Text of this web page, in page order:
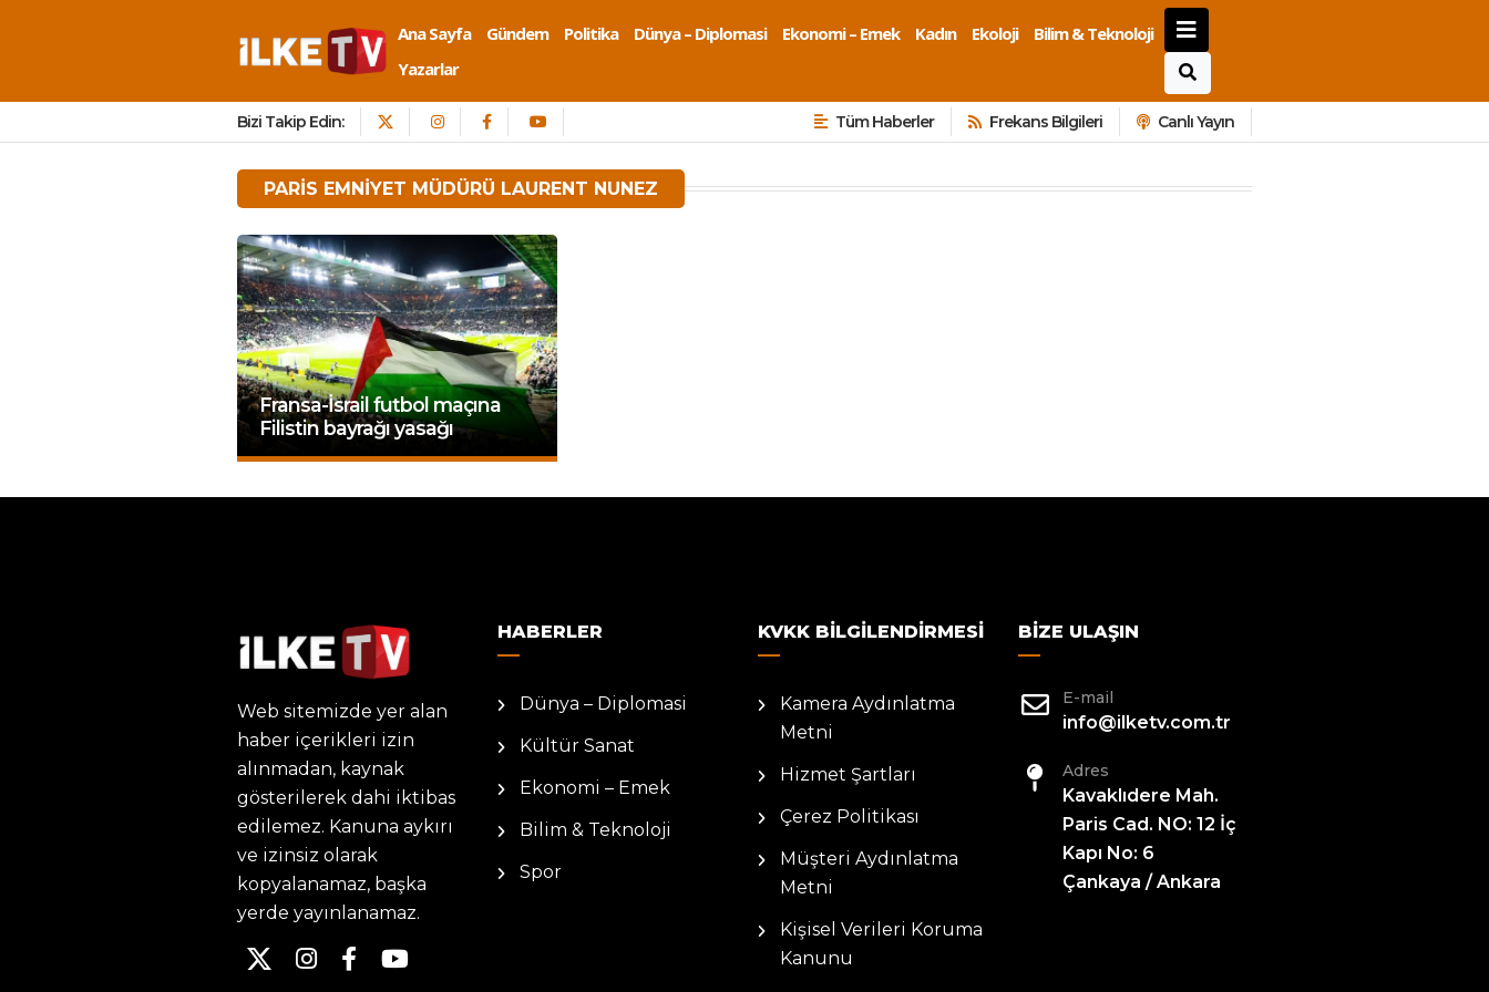
Ana Sayfa Gündem Politika Dünya – Diplomasi Ekonomi – Emek Kadın Ekoloji
Bilim & Teknoloji
Yazarlar
Bizi Takip Edin: Tüm Haberler Frekans Bilgileri Canlı Yayın
PARIS EMNIYET MÜDÜRÜ LAURENT NUNEZ
Fransa-İsrail futbol maçına
Filistin bayrağı yasağı
Web sitemizde yer alan
haber içerikleri izin
alınmadan, kaynak
gösterilerek dahi iktibas
edilemez. Kanuna aykırı
ve izinsiz olarak
kopyalanamaz, başka
yerde yayınlanamaz.
HABERLER
Dünya – Diplomasi
Kültür Sanat
Ekonomi – Emek
Bilim & Teknoloji
Spor
KVKK BILGILENDIRMESI
Kamera Aydınlatma
Metni
Hizmet Şartları
Çerez Politikası
Müşteri Aydınlatma
Metni
Kişisel Verileri Koruma
Kanunu
BIZE ULAŞIN
E-mail
info@ilketv.com.tr
Adres
Kavaklıdere Mah.
Paris Cad. NO: 12 İç
Kapı No: 6
Çankaya / Ankara